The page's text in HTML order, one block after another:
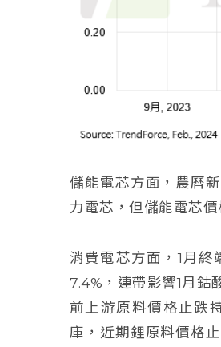
儲能電芯方面，農曆
力電芯，但儲能電芯
消費電芯方面，1月
7.4%，連帶影響1月鈷
前上游原料價格止跌
庫，近期鋰原料價格